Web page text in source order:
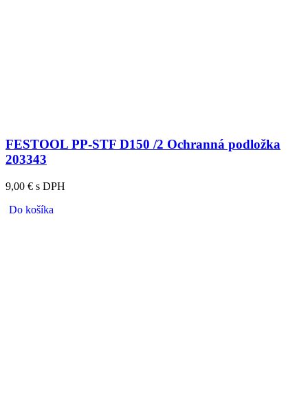
FESTOOL PP-STF D150 /2 Ochranná podložka
203343
9,00 € s DPH
Do košíka